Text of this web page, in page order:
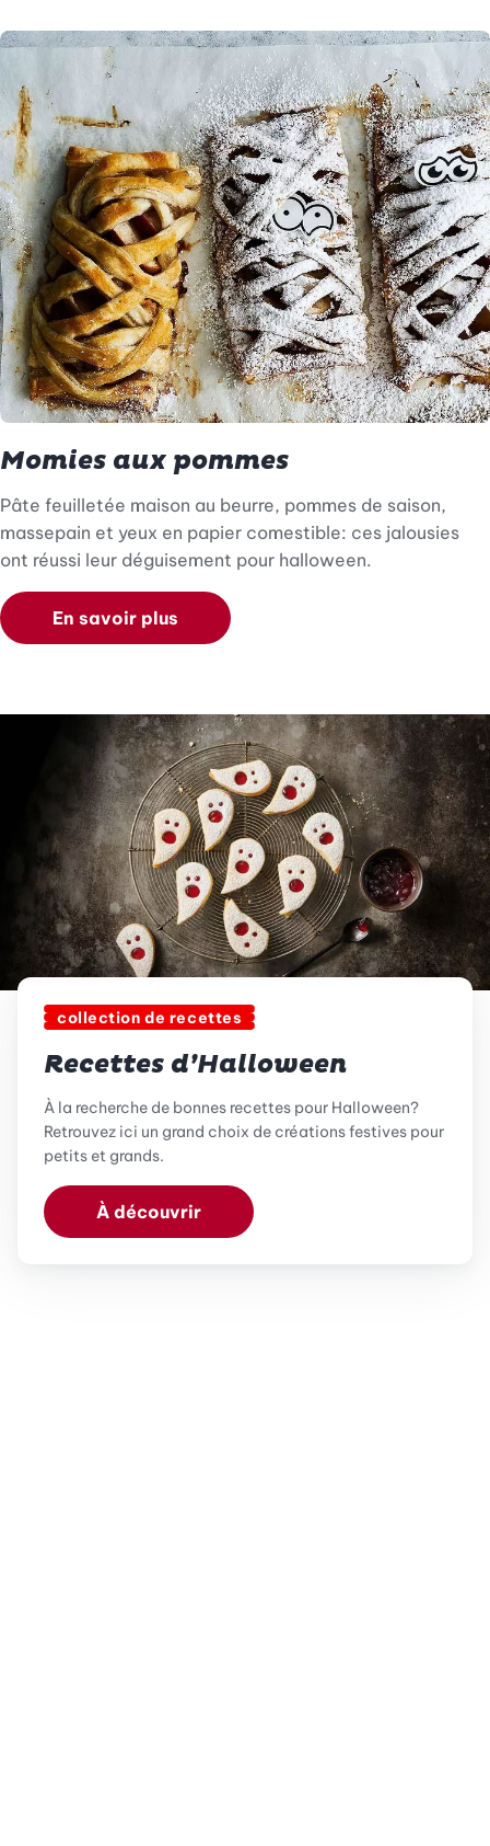
Momies aux pommes
Pâte feuilletée maison au beurre, pommes de saison,
massepain et yeux en papier comestible: ces jalousies
ont réussi leur déguisement pour halloween.
En savoir plus
collection de recettes
Recettes d’Halloween
À la recherche de bonnes recettes pour Halloween?
Retrouvez ici un grand choix de créations festives pour
petits et grands.
À découvrir